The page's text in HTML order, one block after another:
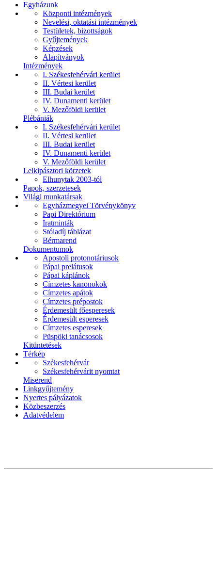
Egyházunk
Központi intézmények
Nevelési, oktatási intézmények
Testületek, bizottságok
Gyűjtemények
Képzések
Alapítványok
Intézmények
I. Székesfehérvári kerület
II. Vértesi kerület
III. Budai kerület
IV. Dunamenti kerület
V. Mezőföldi kerület
Plébániák
I. Székesfehérvári kerület
II. Vértesi kerület
III. Budai kerület
IV. Dunamenti kerület
V. Mezőföldi kerület
Lelkipásztori körzetek
Elhunytak 2003-tól
Papok, szerzetesek
Világi munkatársak
Egyházmegyei Törvénykönyv
Papi Direktórium
Iratminták
Stóladíj táblázat
Bérmarend
Dokumentumok
Apostoli protonotáriusok
Pápai prelátusok
Pápai káplánok
Címzetes kanonokok
Címzetes apátok
Címzetes prépostok
Érdemesült főesperesek
Érdemesült esperesek
Címzetes esperesek
Püspöki tanácsosok
Kitüntetések
Térkép
Székesfehérvár
Székesfehérvárit nyomtat
Miserend
Linkgyűjtemény
Nyertes pályázatok
Közbeszerzés
Adatvédelem